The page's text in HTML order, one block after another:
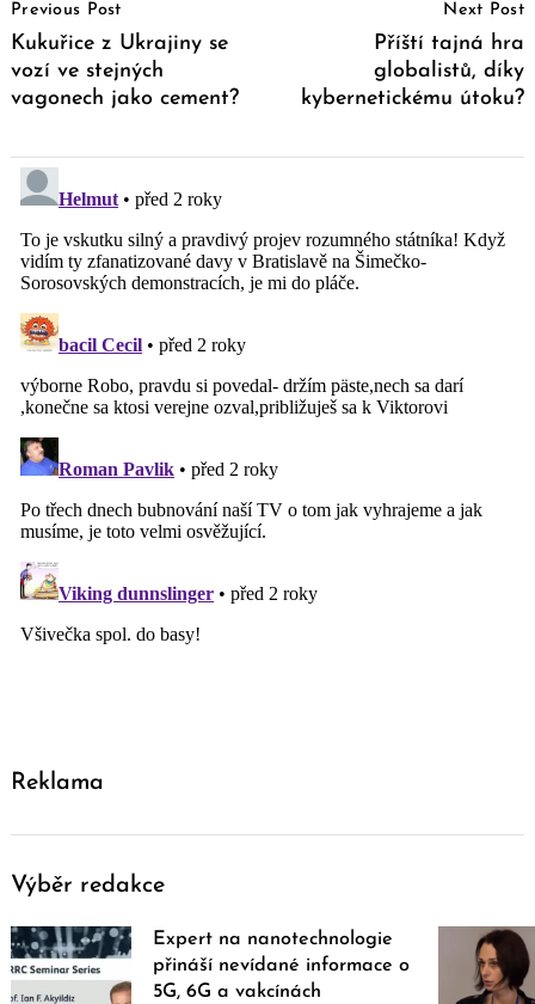
Navigation
Previous Post
Kukuřice z Ukrajiny se
vozí ve stejných
vagonech jako cement?
Next Post
Příští tajná hra
globalistů, díky
kybernetickému útoku?
Reklama
Výběr redakce
Expert na nanotechnologie
přináší nevídané informace o
5G, 6G a vakcínách